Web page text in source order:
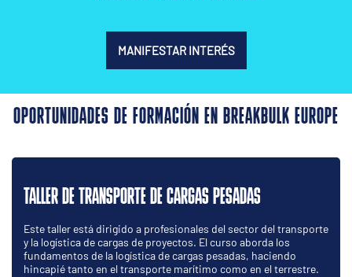
MANIFESTAR INTERÉS
OPORTUNIDADES DE FORMACIÓN EN BREAKBULK EUROPE
TALLER DE TRANSPORTE DE CARGAS PESADAS
Este taller está dirigido a profesionales del sector del transporte
y la logística de cargas de proyectos. El curso aborda los
fundamentos de la logística de cargas pesadas, haciendo
hincapié tanto en el transporte marítimo como en el terrestre.